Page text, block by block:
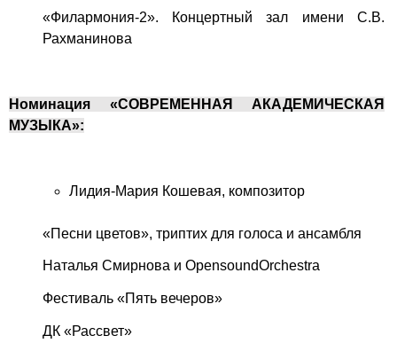
«Филармония-2». Концертный зал имени С.В.
Рахманинова
Номинация «СОВРЕМЕННАЯ АКАДЕМИЧЕСКАЯ
МУЗЫКА»:
Лидия-Мария Кошевая, композитор
«Песни цветов», триптих для голоса и ансамбля
Наталья Смирнова и OpensoundOrchestra
Фестиваль «Пять вечеров»
ДК «Рассвет»